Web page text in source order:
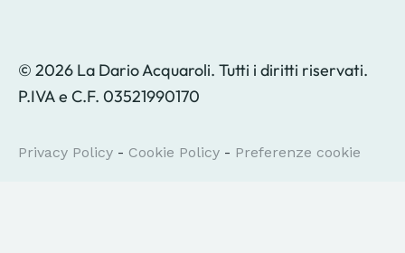
© 2026 La Dario Acquaroli. Tutti i diritti riservati.
P.IVA e C.F. 03521990170
Privacy Policy - Cookie Policy - Preferenze cookie